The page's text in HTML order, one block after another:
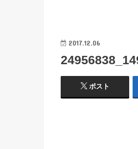
2017.12.06
ポスト